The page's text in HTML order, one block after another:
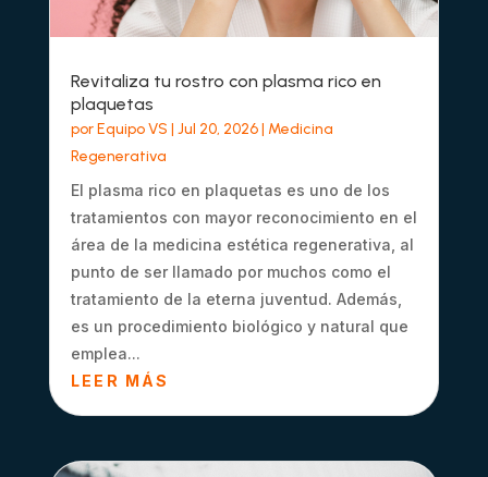
Revitaliza tu rostro con plasma rico en
plaquetas
porEquipo VS | Jul 20, 2026| Medicina
Regenerativa
El plasma rico en plaquetas es uno de los
tratamientos con mayor reconocimiento en el
área de la medicina estética regenerativa, al
punto de ser llamado por muchos como el
tratamiento de la eterna juventud. Además,
es un procedimiento biológico y natural que
emplea...
LEER MÁS